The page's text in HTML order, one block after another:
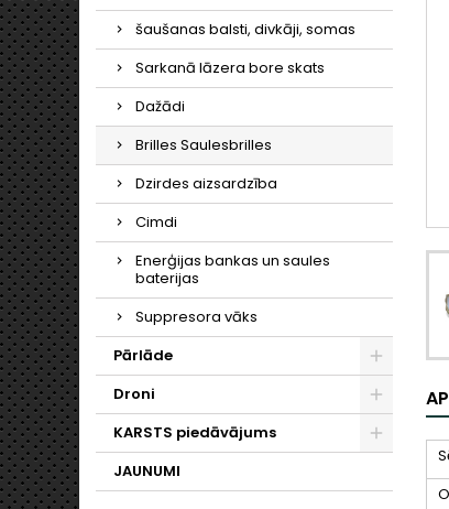
šaušanas balsti, divkāji, somas
Sarkanā lāzera bore skats
Dažādi
Brilles Saulesbrilles
Dzirdes aizsardzība
Cimdi
Enerģijas bankas un saules
baterijas
Suppresora vāks
Pārlāde
Droni
KARSTS piedāvājums
JAUNUMI